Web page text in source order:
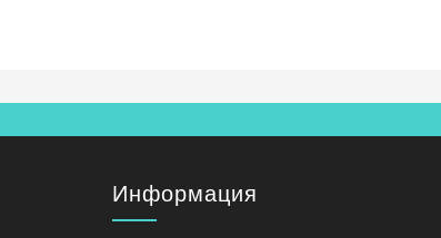
Информация